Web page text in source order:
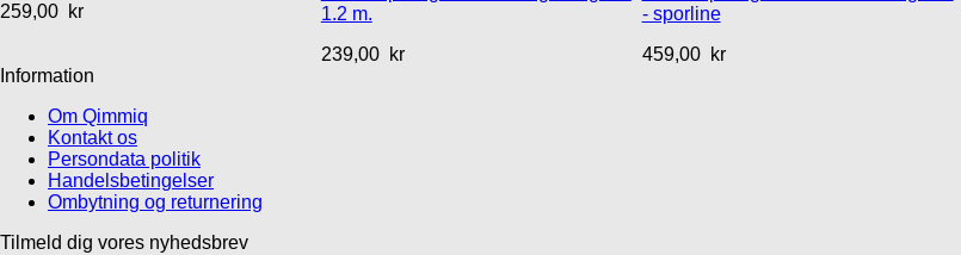
259,00 kr
1.2 m.
239,00 kr
- sporline
459,00 kr
Information
Om Qimmiq
Kontakt os
Persondata politik
Handelsbetingelser
Ombytning og returnering
Tilmeld dig vores nyhedsbrev